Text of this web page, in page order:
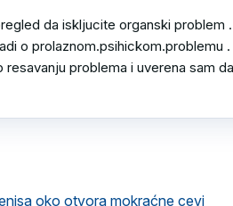
da iskljucite organski problem .
o prolaznom.psihickom.problemu .
resavanju problema i uverena sam
oko otvora mokraćne cevi